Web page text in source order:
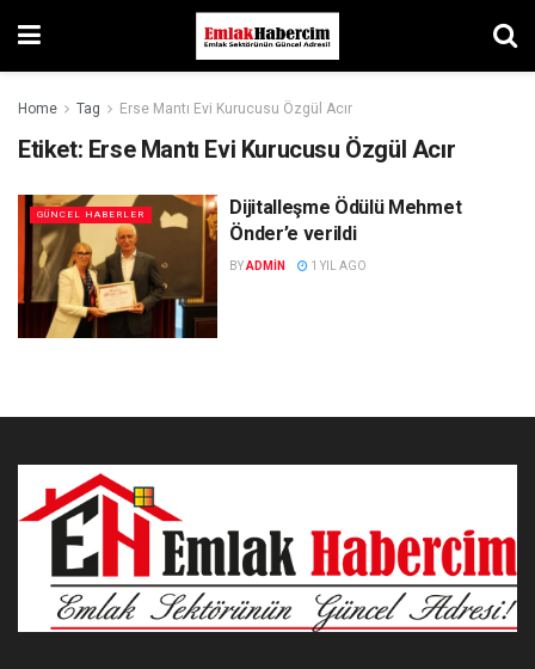
Home Tag Erse Mantı Evi Kurucusu Özgül Acır
Etiket: Erse Mantı Evi Kurucusu Özgül Acır
GÜNCEL HABERLER
Dijitalleşme Ödülü Mehmet
Önder’e verildi
BYADMIN 1 YIL AGO